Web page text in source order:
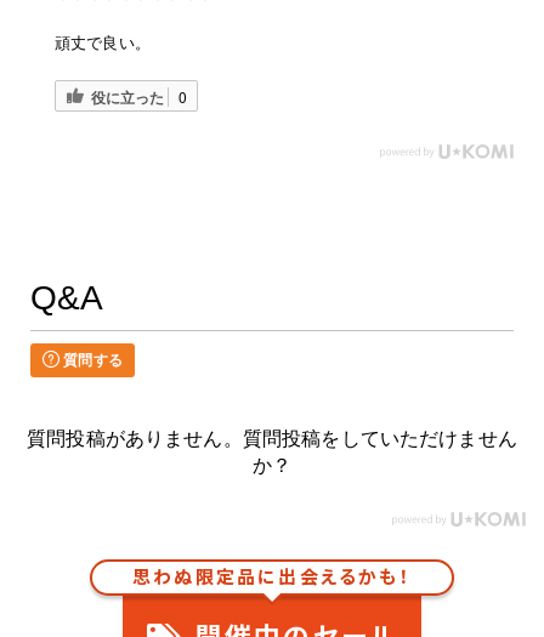
頑丈で良い。
役に立った 0
Q&A
質問する
質問投稿がありません。質問投稿をしていただけません
か？
思わぬ限定品に出会えるかも！